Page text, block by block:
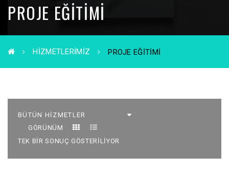
PROJE EĞITIMI
HIZMETLERIMIZ PROJE EĞITIMI
GÖRÜNÜM
TEK BIR SONUÇ GÖSTERILIYOR